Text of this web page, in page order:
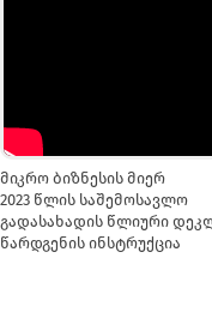
მიკრო ბიზნესის მიერ
2023 წლის საშემოსავლო
გადასახადის წლიური
წარდგენის ინსტრუქცია